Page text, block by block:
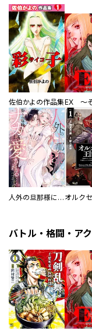
佐伯かよの作品集
人外の旦那様に娶られ毎晩ナカまで愛される…。アンソロジー
バトル・格闘・ア